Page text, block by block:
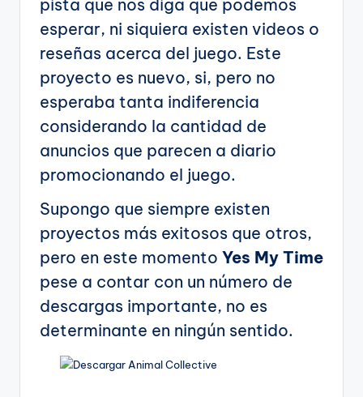
pista que nos diga que podemos
esperar, ni siquiera existen videos o
reseñas acerca del juego. Este
proyecto es nuevo, si, pero no
esperaba tanta indiferencia
considerando la cantidad de
anuncios que parecen a diario
promocionando el juego.
Supongo que siempre existen
proyectos más exitosos que otros,
pero en este momento Yes My Time
pese a contar con un número de
descargas importante, no es
determinante en ningún sentido.